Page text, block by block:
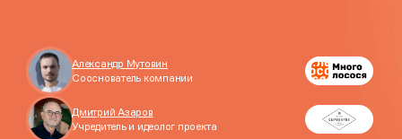
Александр Мутовин
Cооснователь компании
Дмитрий Азаров
Учредитель и идеолог проекта